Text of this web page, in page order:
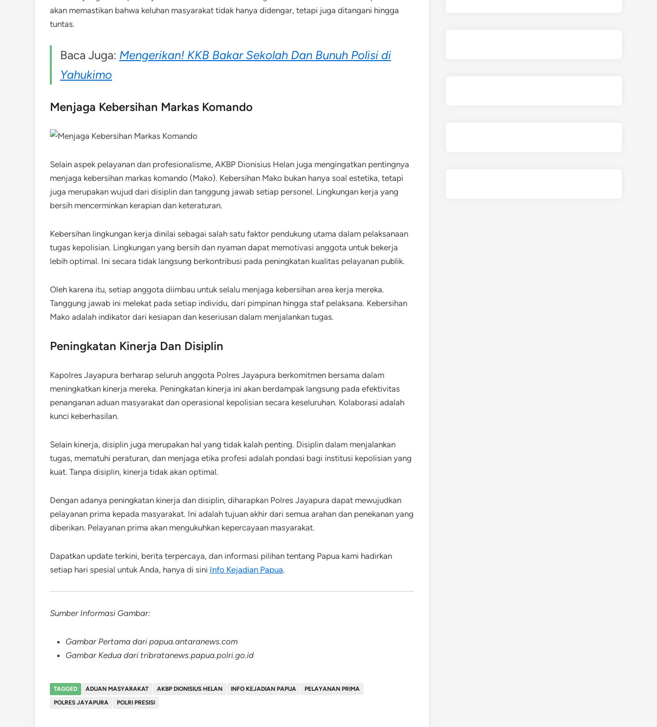
akan memastikan bahwa keluhan masyarakat tidak hanya didengar, tetapi juga ditangani hingga
tuntas.
Baca Juga: Mengerikan! KKB Bakar Sekolah Dan Bunuh Polisi di
Yahukimo
Menjaga Kebersihan Markas Komando
Selain aspek pelayanan dan profesionalisme, AKBP Dionisius Helan juga mengingatkan pentingnya
menjaga kebersihan markas komando (Mako). Kebersihan Mako bukan hanya soal estetika, tetapi
juga merupakan wujud dari disiplin dan tanggung jawab setiap personel. Lingkungan kerja yang
bersih mencerminkan kerapian dan keteraturan.
Kebersihan lingkungan kerja dinilai sebagai salah satu faktor pendukung utama dalam pelaksanaan
tugas kepolisian. Lingkungan yang bersih dan nyaman dapat memotivasi anggota untuk bekerja
lebih optimal. Ini secara tidak langsung berkontribusi pada peningkatan kualitas pelayanan publik.
Oleh karena itu, setiap anggota diimbau untuk selalu menjaga kebersihan area kerja mereka.
Tanggung jawab ini melekat pada setiap individu, dari pimpinan hingga staf pelaksana. Kebersihan
Mako adalah indikator dari kesiapan dan keseriusan dalam menjalankan tugas.
Peningkatan Kinerja Dan Disiplin
Kapolres Jayapura berharap seluruh anggota Polres Jayapura berkomitmen bersama dalam
meningkatkan kinerja mereka. Peningkatan kinerja ini akan berdampak langsung pada efektivitas
penanganan aduan masyarakat dan operasional kepolisian secara keseluruhan. Kolaborasi adalah
kunci keberhasilan.
Selain kinerja, disiplin juga merupakan hal yang tidak kalah penting. Disiplin dalam menjalankan
tugas, mematuhi peraturan, dan menjaga etika profesi adalah pondasi bagi institusi kepolisian yang
kuat. Tanpa disiplin, kinerja tidak akan optimal.
Dengan adanya peningkatan kinerja dan disiplin, diharapkan Polres Jayapura dapat mewujudkan
pelayanan prima kepada masyarakat. Ini adalah tujuan akhir dari semua arahan dan penekanan yang
diberikan. Pelayanan prima akan mengukuhkan kepercayaan masyarakat.
Dapatkan update terkini, berita terpercaya, dan informasi pilihan tentang Papua kami hadirkan
setiap hari spesial untuk Anda, hanya di sini Info Kejadian Papua.
Sumber Informasi Gambar:
Gambar Pertama dari papua.antaranews.com
Gambar Kedua dari tribratanews.papua.polri.go.id
TAGGED ADUAN MASYARAKAT AKBP DIONISIUS HELAN INFO KEJADIAN PAPUA
PELAYANAN PRIMA
POLRES JAYAPURA
POLRI PRESISI